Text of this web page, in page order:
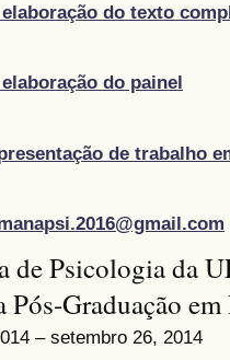
do texto
do painel
de trabalho
de Psicologia da
Pós-Graduação
– setembro 26, 2014